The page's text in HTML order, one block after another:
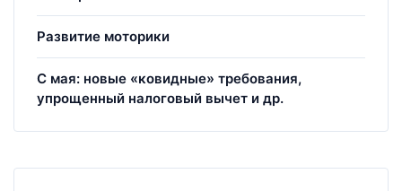
Развитие моторики
С мая: новые «ковидные» требования,
упрощенный налоговый вычет и др.